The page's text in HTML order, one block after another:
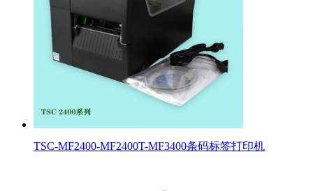
TSC-MF2400-MF2400T-MF3400条码标签打印机